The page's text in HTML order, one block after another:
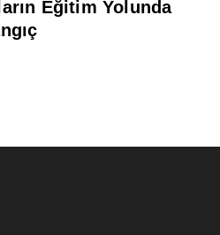
Eğitim Yolunda